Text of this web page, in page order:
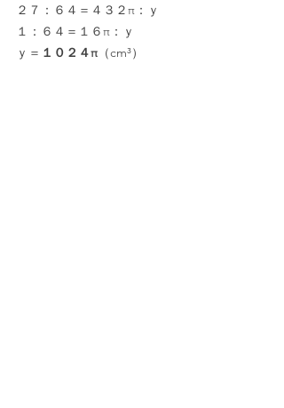
２７：６４＝４３２π：ｙ
１：６４＝１６π：ｙ
ｙ＝ １０２４π （cm³）